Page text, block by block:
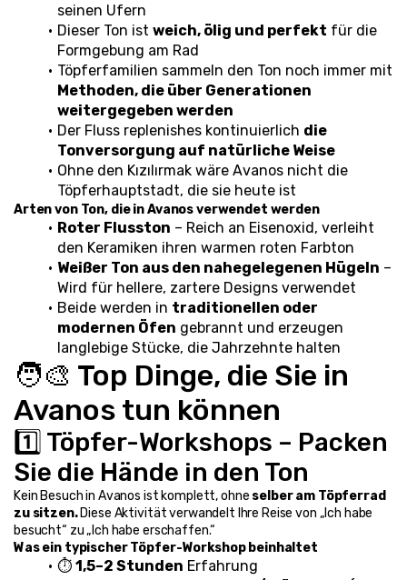
seinen Ufern
Dieser Ton ist weich, ölig und perfekt für die
Formgebung am Rad
Methoden, die über Generationen
weitergegeben werden
Der Fluss replenishes kontinuierlich die
Tonversorgung auf natürliche Weise
Ohne den Kızılırmak wäre Avanos nicht die
Töpferhauptstadt, die sie heute ist
Arten von Ton, die in Avanos verwendet werden
Roter Flusston – Reich an Eisenoxid, verleiht
den Keramiken ihren warmen roten Farbton
Weißer Ton aus den nahegelegenen Hügeln –
Wird für hellere, zartere Designs verwendet
Beide werden in traditionellen oder
modernen Öfen gebrannt und erzeugen
langlebige Stücke, die Jahrzehnte halten
🧑‍🎨 Top Dinge, die Sie in
Avanos tun können
1️⃣ Töpfer-Workshops – Packen
Sie die Hände in den Ton
Kein Besuch in Avanos ist komplett, ohne selber am Töpferrad
zu sitzen. Diese Aktivität verwandelt Ihre Reise von „Ich habe
besucht“ zu „Ich habe erschaffen.“
Was ein typischer Töpfer-Workshop beinhaltet
⏱️ 1,5–2 Stunden Erfahrung